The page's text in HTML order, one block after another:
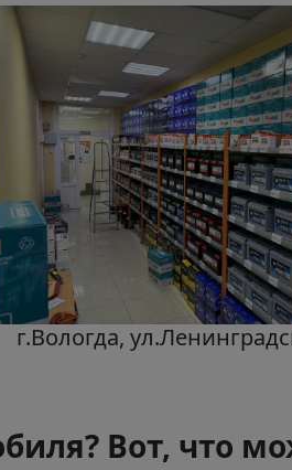
г.Вологда,
Вот, что